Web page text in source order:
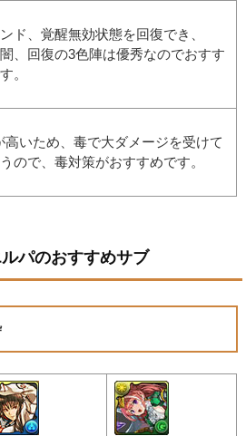
ド、覚醒無効状態を回復でき、
、回復の3色陣は優秀なのでおすす
。
高いため、毒で大ダメージを受けて
ので、毒対策がおすすめです。
パのおすすめサブ